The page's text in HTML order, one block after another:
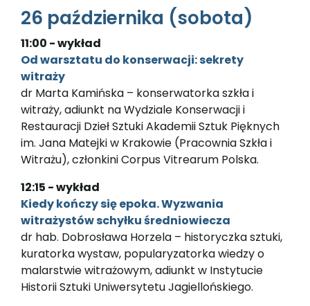
26 października (sobota)
11:00 - wykład
Od warsztatu do konserwacji: sekrety
witraży
dr Marta Kamińska – konserwatorka szkła i
witraży, adiunkt na Wydziale Konserwacji i
Restauracji Dzieł Sztuki Akademii Sztuk Pięknych
im. Jana Matejki w Krakowie (Pracownia Szkła i
Witrażu), członkini Corpus Vitrearum Polska.
12:15 - wykład
Kiedy kończy się epoka. Wyzwania
witrażystów schyłku średniowiecza
dr hab. Dobrosława Horzela – historyczka sztuki,
kuratorka wystaw, popularyzatorka wiedzy o
malarstwie witrażowym, adiunkt w Instytucie
Historii Sztuki Uniwersytetu Jagiellońskiego.